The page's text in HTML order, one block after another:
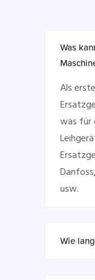
Was
Als
was für
usw.
Wie